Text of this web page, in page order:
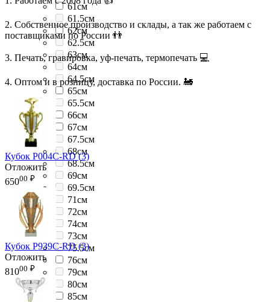
61см
61.5см
62см
62.5см
63см
64см
64.5см
65см
65.5см
66см
67см
67.5см
68см
68.5см
69см
69.5см
71см
72см
74см
73см
75.5см
76см
79см
80см
85см
2. Собственное производство и склады, а так же работаем с
поставщиками по России 👬
3. Печать, гравировка, уф-печать, термопечать 💻
4. Оптом и в розницу, доставка по России. 🚂
Кубок P004C-RD (3)
Отложить
65000 ₽
Кубок P939C-RD (3)
Отложить
81000 ₽